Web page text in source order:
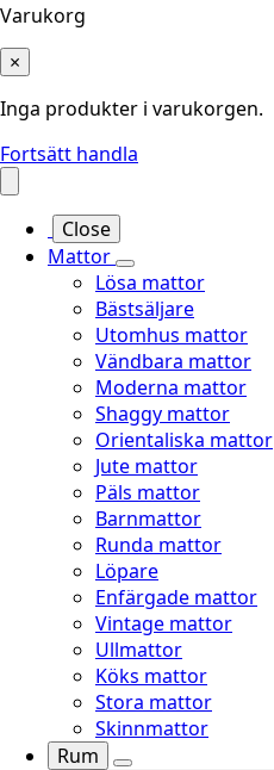
Varukorg
×
Inga produkter i varukorgen.
Fortsätt handla
Close
Mattor
Lösa mattor
Bästsäljare
Utomhus mattor
Vändbara mattor
Moderna mattor
Shaggy mattor
Orientaliska mattor
Jute mattor
Päls mattor
Barnmattor
Runda mattor
Löpare
Enfärgade mattor
Vintage mattor
Ullmattor
Köks mattor
Stora mattor
Skinnmattor
Rum